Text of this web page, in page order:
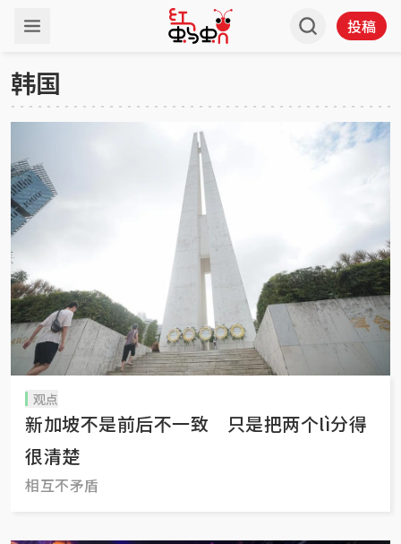
投稿
韩国
观点
新加坡不是前后不一致 只是把两个lì分得
很清楚
相互不矛盾